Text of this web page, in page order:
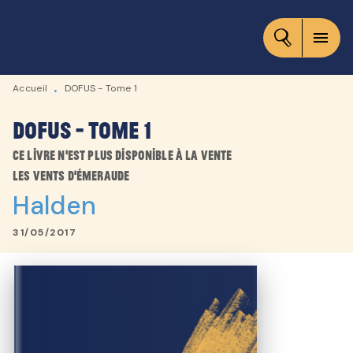
CONTENU
menu
Accueil • DOFUS - Tome 1
DOFUS - Tome 1
Ce livre n'est plus disponible à la vente
Les vents d'émeraude
Halden
31/05/2017